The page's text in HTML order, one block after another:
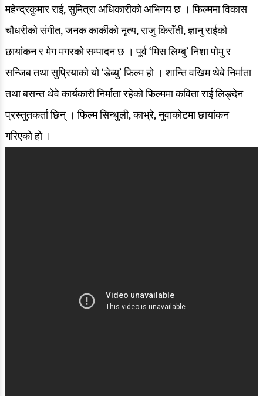
महेन्द्रकुमार राई, सुमित्रा अधिकारीको अभिनय छ । फिल्ममा विकास
चौधरीको संगीत, जनक कार्कीको नृत्य, राजु किराँती, ज्ञानु राईको
छायांकन र मेग मगरको सम्पादन छ । पूर्व ‘मिस लिम्बु’ निशा पोमु र
सन्जिब तथा सुप्रियाको यो ‘डेब्यु’ फिल्म हो । शान्ति वखिम थेबे निर्माता
तथा बसन्त थेवे कार्यकारी निर्माता रहेको फिल्ममा कविता राई लिङ्देन
प्रस्तुतकर्ता छिन् । फिल्म सिन्धुली, काभ्रे, नुवाकोटमा छायांकन
गरिएको हो ।